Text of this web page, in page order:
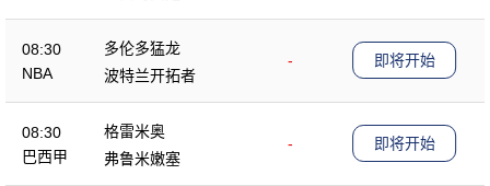
08:30
NBA
多伦多猛龙
-
波特兰开拓者
即将开始
08:30
巴西甲
格雷米奥
-
弗鲁米嫩塞
即将开始